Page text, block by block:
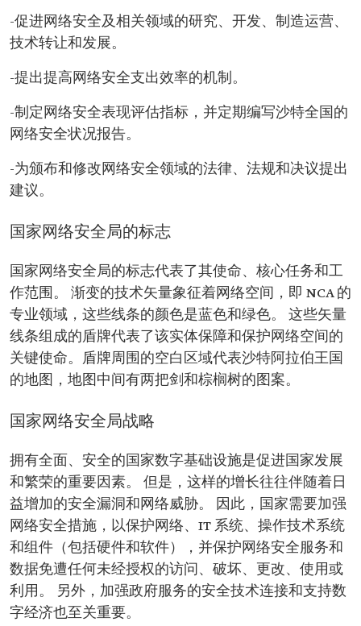
-促进网络安全及相关领域的研究、开发、制造运营、
技术转让和发展。
-提出提高网络安全支出效率的机制。
-制定网络安全表现评估指标，并定期编写沙特全国的
网络安全状况报告。
-为颁布和修改网络安全领域的法律、法规和决议提出
建议。
国家网络安全局的标志
国家网络安全局的标志代表了其使命、核心任务和工
作范围。 渐变的技术矢量象征着网络空间，即 NCA 的
专业领域，这些线条的颜色是蓝色和绿色。 这些矢量
线条组成的盾牌代表了该实体保障和保护网络空间的
关键使命。盾牌周围的空白区域代表沙特阿拉伯王国
的地图，地图中间有两把剑和棕榈树的图案。
国家网络安全局战略
拥有全面、安全的国家数字基础设施是促进国家发展
和繁荣的重要因素。 但是，这样的增长往往伴随着日
益增加的安全漏洞和网络威胁。 因此，国家需要加强
网络安全措施，以保护网络、IT 系统、操作技术系统
和组件（包括硬件和软件），并保护网络安全服务和
数据免遭任何未经授权的访问、破坏、更改、使用或
利用。 另外，加强政府服务的安全技术连接和支持数
字经济也至关重要。